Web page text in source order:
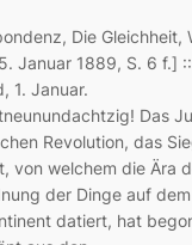
Die Gleichheit,
Januar 1889, S. 6 f.]
1. Januar.
Das
Revolution, das
von welchem die Ära
der Dinge auf dem
datiert, hat